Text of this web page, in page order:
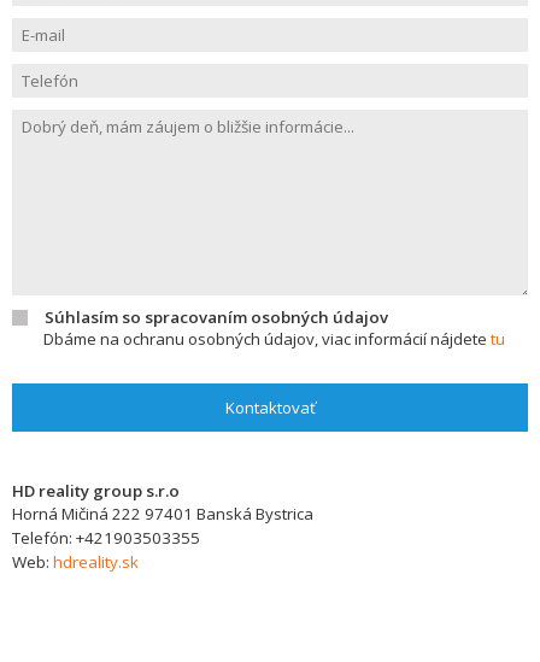
Súhlasím so spracovaním osobných údajov
Dbáme na ochranu osobných údajov, viac informácií nájdete tu
Kontaktovať
HD reality group s.r.o
Horná Mičiná 222 97401 Banská Bystrica
Telefón: +421903503355
Web: hdreality.sk